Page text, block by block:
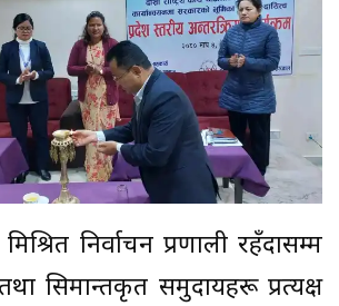
निर्वाचन प्रणाली रहँदासम्म
सिमान्तकृत समुदायहरू प्रत्यक्ष